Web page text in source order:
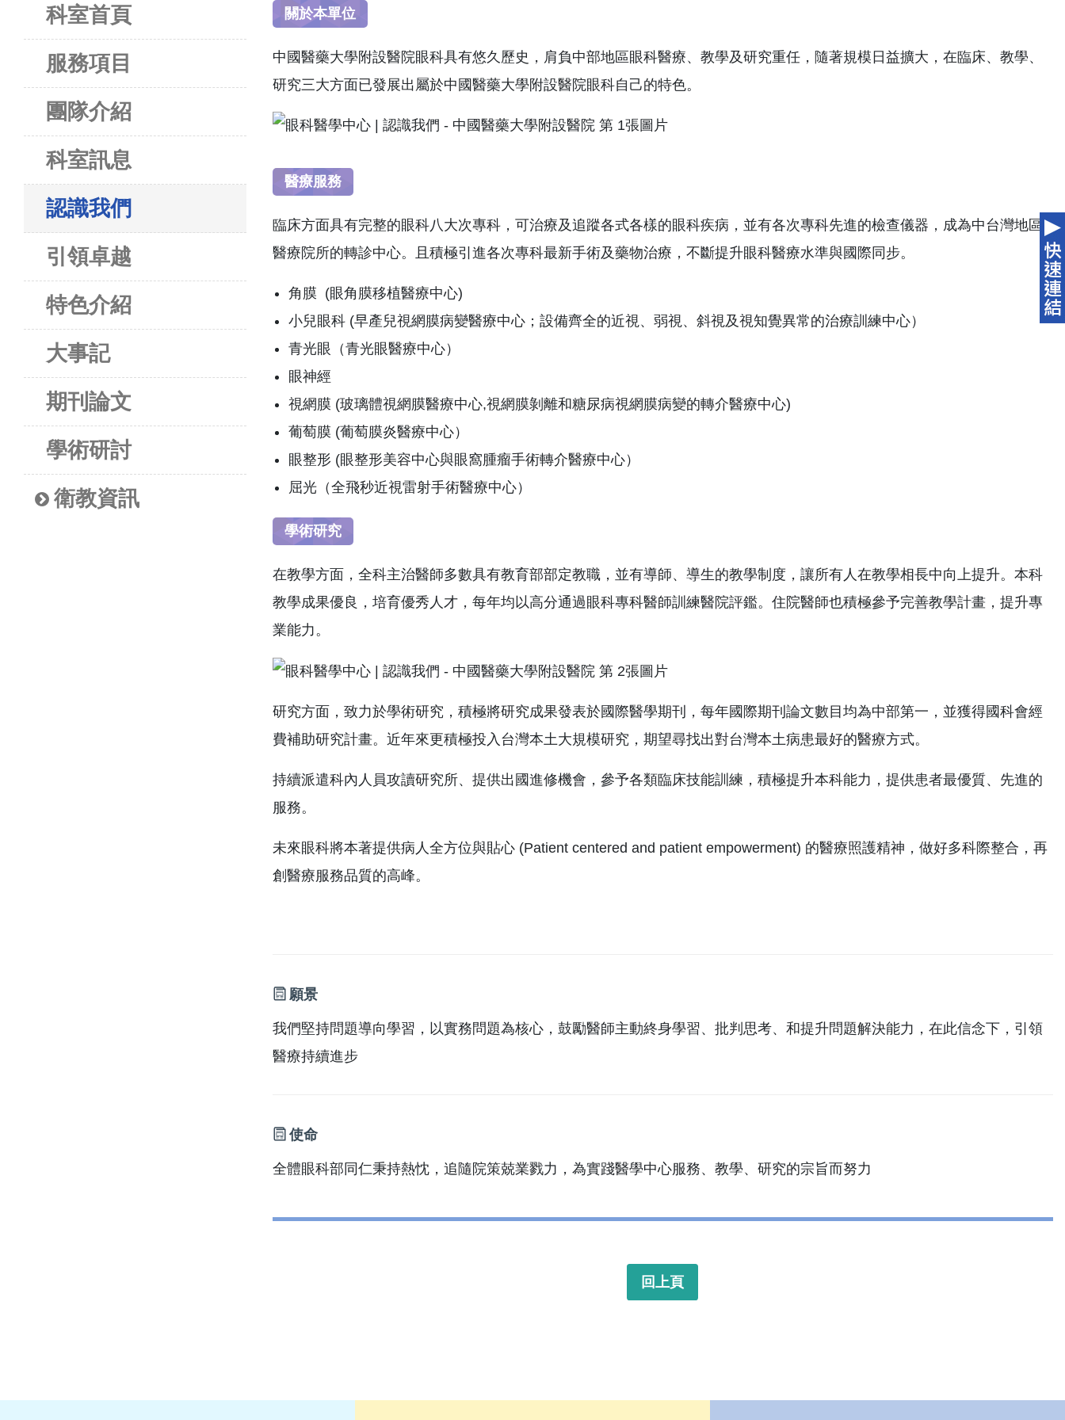
科室首頁
服務項目
團隊介紹
科室訊息
認識我們
引領卓越
特色介紹
大事記
期刊論文
學術研討
衛教資訊
關於本單位
中國醫藥大學附設醫院眼科具有悠久歷史，肩負中部地區眼科醫療、教學及研究重任，隨著規模日益擴大，在臨床、教學、
研究三大方面已發展出屬於中國醫藥大學附設醫院眼科自己的特色。
醫療服務
臨床方面具有完整的眼科八大次專科，可治療及追蹤各式各樣的眼科疾病，並有各次專科先進的檢查儀器，成為中台灣地區
醫療院所的轉診中心。且積極引進各次專科最新手術及藥物治療，不斷提升眼科醫療水準與國際同步。
角膜 (眼角膜移植醫療中心)
小兒眼科 (早產兒視網膜病變醫療中心；設備齊全的近視、弱視、斜視及視知覺異常的治療訓練中心）
青光眼（青光眼醫療中心）
眼神經
視網膜 (玻璃體視網膜醫療中心,視網膜剝離和糖尿病視網膜病變的轉介醫療中心)
葡萄膜 (葡萄膜炎醫療中心）
眼整形 (眼整形美容中心與眼窩腫瘤手術轉介醫療中心）
屈光（全飛秒近視雷射手術醫療中心）
學術研究
在教學方面，全科主治醫師多數具有教育部部定教職，並有導師、導生的教學制度，讓所有人在教學相長中向上提升。本科
教學成果優良，培育優秀人才，每年均以高分通過眼科專科醫師訓練醫院評鑑。住院醫師也積極參予完善教學計畫，提升專
業能力。
研究方面，致力於學術研究，積極將研究成果發表於國際醫學期刊，每年國際期刊論文數目均為中部第一，並獲得國科會經
費補助研究計畫。近年來更積極投入台灣本土大規模研究，期望尋找出對台灣本土病患最好的醫療方式。
持續派遣科內人員攻讀研究所、提供出國進修機會，參予各類臨床技能訓練，積極提升本科能力，提供患者最優質、先進的
服務。
未來眼科將本著提供病人全方位與貼心 (Patient centered and patient empowerment) 的醫療照護精神，做好多科際整合，再
創醫療服務品質的高峰。
願景
我們堅持問題導向學習，以實務問題為核心，鼓勵醫師主動終身學習、批判思考、和提升問題解決能力，在此信念下，引領
醫療持續進步
使命
全體眼科部同仁秉持熱忱，追隨院策兢業戮力，為實踐醫學中心服務、教學、研究的宗旨而努力
回上頁